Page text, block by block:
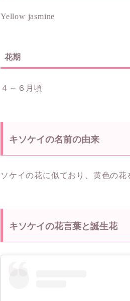
Yellow jasmine
花期
４～６月頃
キソケイの名前の由来
ソケイの花に似ており、黄色の
キソケイの花言葉と誕生花